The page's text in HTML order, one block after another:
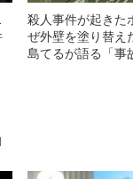
殺人事件が起きた
ぜ外壁を塗り替
島てるが語る「事